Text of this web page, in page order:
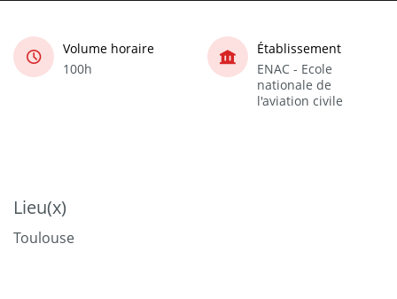
Volume horaire
100h
Établissement
ENAC - Ecole
nationale de
l'aviation civile
Lieu(x)
Toulouse